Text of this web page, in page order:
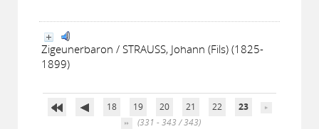
Zigeunerbaron / STRAUSS, Johann (Fils) (1825-
1899)
18 19 20 21 22
23
(331 - 343 / 343)